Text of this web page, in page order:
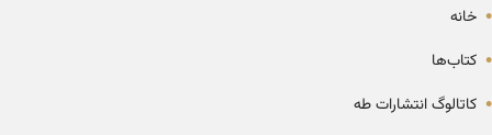
• خانه
• کتاب‌ها
• کاتالوگ انتشارات طه